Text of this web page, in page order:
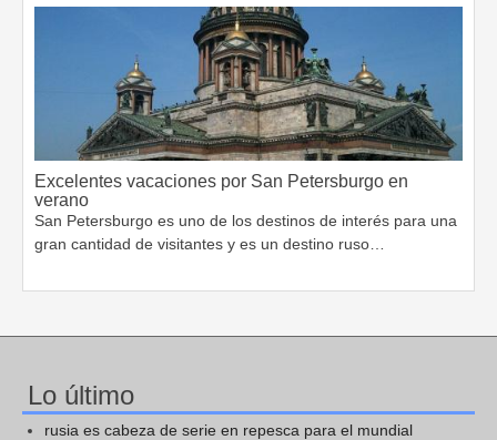
Excelentes vacaciones por San Petersburgo en
verano
San Petersburgo es uno de los destinos de interés para una
gran cantidad de visitantes y es un destino ruso…
Lo último
rusia es cabeza de serie en repesca para el mundial